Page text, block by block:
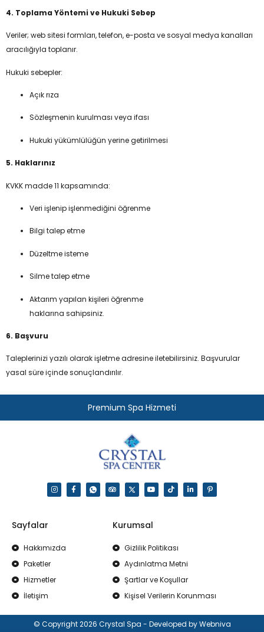
4. Toplama Yöntemi ve Hukuki Sebep
Veriler; web sitesi formları, telefon, e-posta ve sosyal medya kanalları
aracılığıyla toplanır.
Hukuki sebepler:
Açık rıza
Sözleşmenin kurulması veya ifası
Hukuki yükümlülüğün yerine getirilmesi
5. Haklarınız
KVKK madde 11 kapsamında:
Veri işlenip işlenmediğini öğrenme
Bilgi talep etme
Düzeltme isteme
Silme talep etme
Aktarım yapılan kişileri öğrenme
haklarına sahipsiniz.
6. Başvuru
Taleplerinizi yazılı olarak işletme adresine iletebilirsiniz. Başvurular
yasal süre içinde sonuçlandırılır.
Premium Spa Hizmeti
Sayfalar
Hakkımızda
Paketler
Hizmetler
İletişim
Kurumsal
Gizlilik Politikası
Aydınlatma Metni
Şartlar ve Koşullar
Kişisel Verilerin Korunması
© Copyright 2026 Crystal Spa - Developed by Webniva